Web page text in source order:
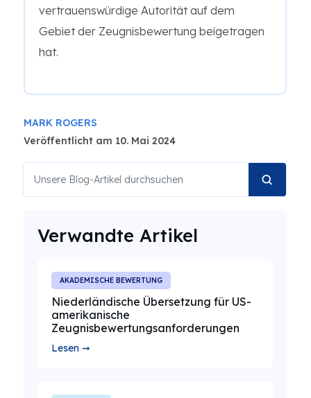
vertrauenswürdige Autorität auf dem
Gebiet der Zeugnisbewertung beigetragen
hat.
MARK ROGERS
Veröffentlicht am 10. Mai 2024
Verwandte Artikel
AKADEMISCHE BEWERTUNG
Niederländische Übersetzung für US-
amerikanische
Zeugnisbewertungsanforderungen
Lesen ➞